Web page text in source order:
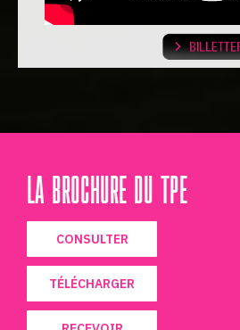
LA BROCHURE DU TPE
CONSULTER
TÉLÉCHARGER